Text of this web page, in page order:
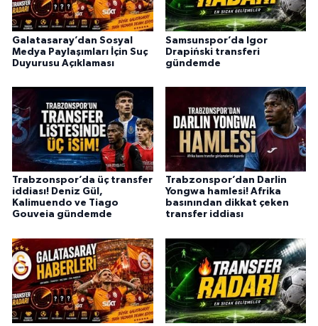
Galatasaray’dan Sosyal
Medya Paylaşımları İçin Suç
Duyurusu Açıklaması
Samsunspor’da Igor
Drapiński transferi
gündemde
Trabzonspor’da üç transfer
iddiası! Deniz Gül,
Kalimuendo ve Tiago
Gouveia gündemde
Trabzonspor’dan Darlin
Yongwa hamlesi! Afrika
basınından dikkat çeken
transfer iddiası